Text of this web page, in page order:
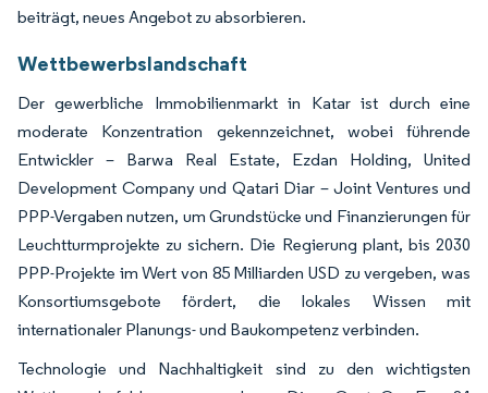
beiträgt, neues Angebot zu absorbieren.
Wettbewerbslandschaft
Der gewerbliche Immobilienmarkt in Katar ist durch eine
moderate Konzentration gekennzeichnet, wobei führende
Entwickler – Barwa Real Estate, Ezdan Holding, United
Development Company und Qatari Diar – Joint Ventures und
PPP-Vergaben nutzen, um Grundstücke und Finanzierungen für
Leuchtturmprojekte zu sichern. Die Regierung plant, bis 2030
PPP-Projekte im Wert von 85 Milliarden USD zu vergeben, was
Konsortiumsgebote fördert, die lokales Wissen mit
internationaler Planungs- und Baukompetenz verbinden.
Technologie und Nachhaltigkeit sind zu den wichtigsten